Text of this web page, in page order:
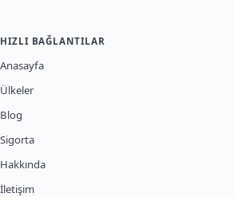
HIZLI BAĞLANTILAR
Anasayfa
Ülkeler
Blog
Sigorta
Hakkında
İletişim